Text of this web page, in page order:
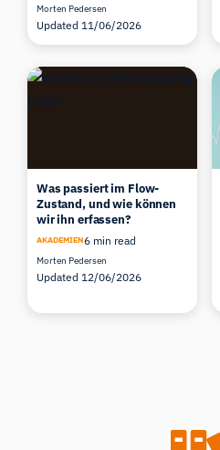
Morten Pedersen
Updated 11/06/2026
Was passiert im Flow-
Zustand, und wie können
wir ihn erfassen?
AKADEMIEN6 min read
Morten Pedersen
Updated 12/06/2026